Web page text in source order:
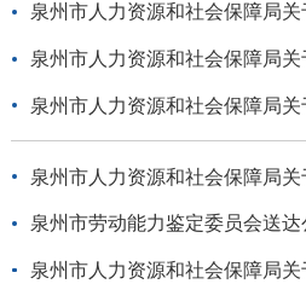
泉州市人力资源和社会保障局
泉州市人力资源和社会保障局
泉州市人力资源和社会保障局
泉州市人力资源和社会保障局
泉州市劳动能力鉴定委员会送达
泉州市人力资源和社会保障局